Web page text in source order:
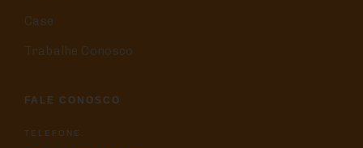
Case
Trabalhe Conosco
FALE CONOSCO
TELEFONE: